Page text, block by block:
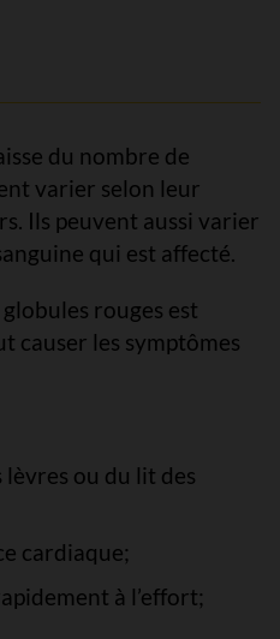
du nombre de
varier selon leur
Ils peuvent aussi varier
qui est affecté.
rouges est
causer les symptômes
lèvres ou du lit des
cardiaque;
à l’effort;